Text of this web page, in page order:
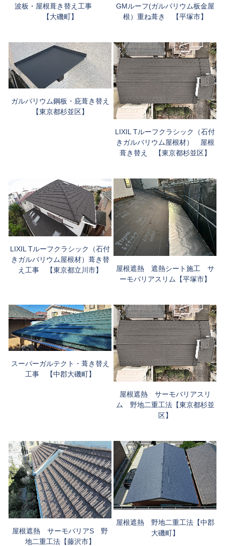
波板・屋根葺き替え工事
【大磯町】
GMルーフ(ガルバリウム板金屋
根）重ね葺き 【平塚市】
ガルバリウム鋼板・庇葺き替え
【東京都杉並区】
LIXIL Tルーフクラシック（石付
きガルバリウム屋根材） 屋根
葺き替え 【東京都杉並区】
LIXIL Tルーフクラシック（石付
きガルバリウム屋根材）葺き替
え工事 【東京都立川市】
屋根遮熱 遮熱シート施工 サ
ーモバリアスリム【平塚市】
スーパーガルテクト・葺き替え
工事 【中郡大磯町】
屋根遮熱 サーモバリアスリ
ム 野地二重工法【東京都杉並
区】
屋根遮熱 サーモバリアS 野
地二重工法【藤沢市】
屋根遮熱 野地二重工法【中郡
大磯町】